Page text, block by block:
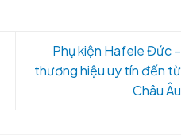
Phụ kiện Hafele Đức –
thương hiệu uy tín đến từ
Châu Âu